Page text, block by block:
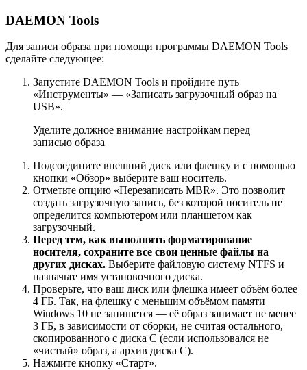
DAEMON Tools
Для записи образа при помощи программы DAEMON Tools
сделайте следующее:
Запустите DAEMON Tools и пройдите путь
«Инструменты» — «Записать загрузочный образ на
USB».
Уделите должное внимание настройкам перед
записью образа
Подсоедините внешний диск или флешку и с помощью
кнопки «Обзор» выберите ваш носитель.
Отметьте опцию «Перезаписать MBR». Это позволит
создать загрузочную запись, без которой носитель не
определится компьютером или планшетом как
загрузочный.
Перед тем, как выполнять форматирование
носителя, сохраните все свои ценные файлы на
других дисках. Выберите файловую систему NTFS и
назначьте имя установочного диска.
Проверьте, что ваш диск или флешка имеет объём более
4 ГБ. Так, на флешку с меньшим объёмом памяти
Windows 10 не запишется — её образ занимает не менее
3 ГБ, в зависимости от сборки, не считая остального,
скопированного с диска C (если использовался не
«чистый» образ, а архив диска C).
Нажмите кнопку «Старт».